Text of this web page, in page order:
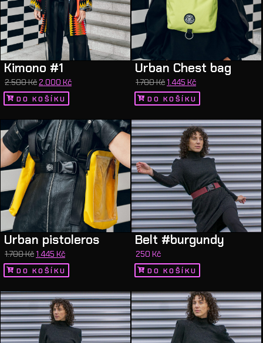
Kimono #1
2.500Kč2.000 Kč
DO KOŠÍKU
Urban Chest bag
1.700Kč 1.445 Kč
DO KOŠÍKU
Urban pistoleros
1.700Kč 1.445 Kč
DO KOŠÍKU
Belt #burgundy
250 Kč
DO KOŠÍKU